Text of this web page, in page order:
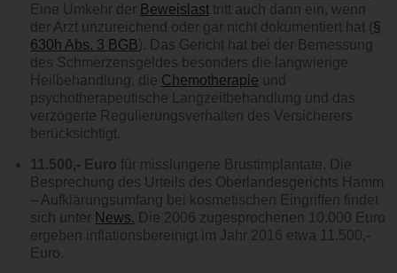
Eine Umkehr der Beweislast tritt auch dann ein, wenn
der Arzt unzureichend oder gar nicht dokumentiert hat (§
630h Abs. 3 BGB). Das Gericht hat bei der Bemessung
des Schmerzensgeldes besonders die langwierige
Heilbehandlung, die Chemotherapie und
psychotherapeutische Langzeitbehandlung und das
verzögerte Regulierungsverhalten des Versicherers
berücksichtigt.
11.500,- Euro für misslungene Brustimplantate. Die
Besprechung des Urteils des Oberlandesgerichts Hamm
– Aufklärungsumfang bei kosmetischen Eingriffen findet
sich unter News. Die 2006 zugesprochenen 10.000 Euro
ergeben inflationsbereinigt im Jahr 2016 etwa 11.500,-
Euro.